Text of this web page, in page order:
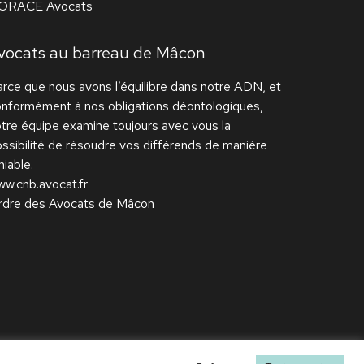
Avocats
au barreau de Mâcon
que nous avons l’équilibre dans notre ADN, et
à nos obligations déontologiques,
équipe examine toujours avec vous la
de résoudre vos différends de manière
des Avocats de Mâcon